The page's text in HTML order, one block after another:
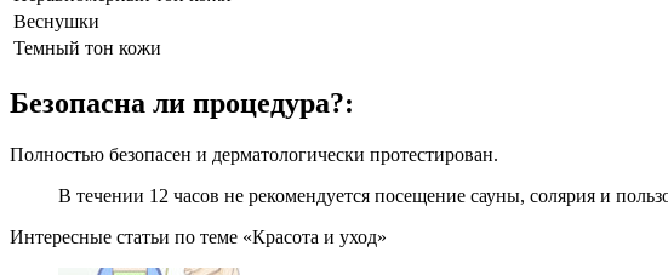
Веснушки
Темный тон кожи
Безопасна ли процедура?:
Полностью безопасен и дерматологически протестирован.
В течении 12 часов не рекомендуется посещение сауны, солярия и
Интересные статьи по теме «Красота и уход»